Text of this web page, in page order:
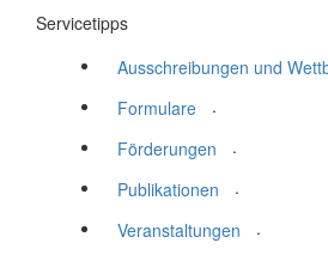
Servicetipps
Ausschreibungen und
Formulare
.
Förderungen
.
Publikationen
.
Veranstaltungen
.